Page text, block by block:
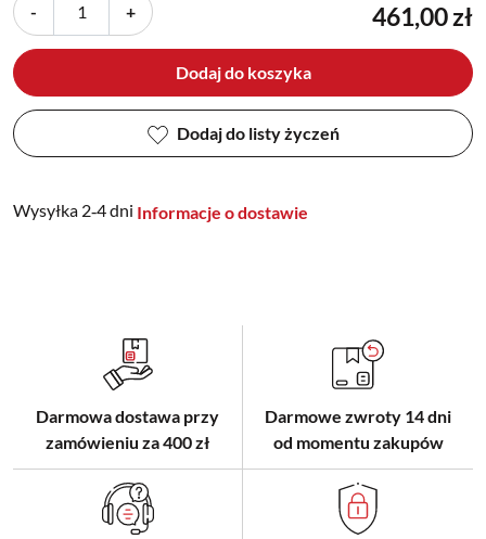
- + 461,00 zł
Dodaj do koszyka
Dodaj do listy życzeń
Wysyłka 2‑4 dni Informacje o dostawie
Darmowa dostawa przy
zamówieniu za 400 zł
Darmowe zwroty 14 dni
od momentu zakupów